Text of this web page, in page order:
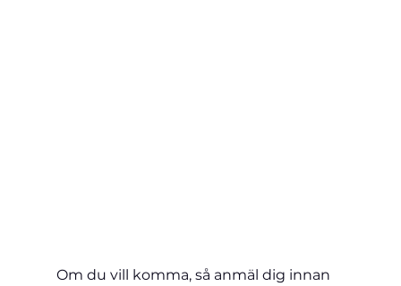
Om du vill komma, så anmäl dig innan